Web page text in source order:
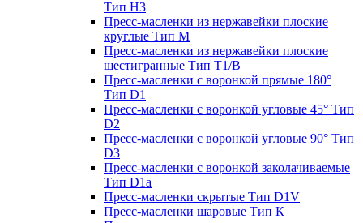
Тип H3
Пресс-масленки из нержавейки плоские
круглые Тип M
Пресс-масленки из нержавейки плоские
шестигранные Тип T1/B
Пресс-масленки с воронкой прямые 180°
Тип D1
Пресс-масленки с воронкой угловые 45° Тип
D2
Пресс-масленки с воронкой угловые 90° Тип
D3
Пресс-масленки с воронкой заколачиваемые
Тип D1a
Пресс-масленки скрытые Тип D1V
Пресс-масленки шаровые Тип К